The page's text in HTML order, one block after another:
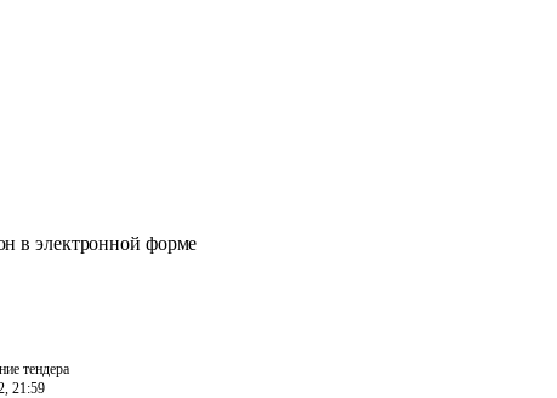
в электронной форме
тендера
21:59